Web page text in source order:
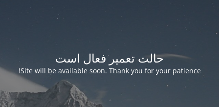
حالت تعمیر فعال است
Site will be available soon. Thank you for your patience!